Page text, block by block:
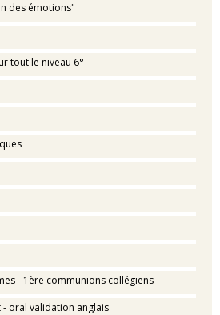
des émotions"
tout le niveau 6°
- 1ère communions collégiens
- oral validation anglais